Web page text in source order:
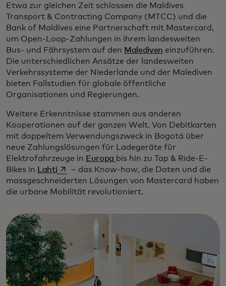
Etwa zur gleichen Zeit schlossen die Maldives
Transport & Contracting Company (MTCC) und die
Bank of Maldives eine Partnerschaft mit Mastercard,
um Open-Loop-Zahlungen in ihrem landesweiten
Bus- und Fährsystem auf den Malediven einzuführen.
Die unterschiedlichen Ansätze der landesweiten
Verkehrssysteme der Niederlande und der Malediven
bieten Fallstudien für globale öffentliche
Organisationen und Regierungen.
Weitere Erkenntnisse stammen aus anderen
Kooperationen auf der ganzen Welt. Von Debitkarten
mit doppeltem Verwendungszweck in Bogotá über
neue Zahlungslösungen für Ladegeräte für
Elektrofahrzeuge in Europa bis hin zu Tap & Ride-E-
Bikes in Lahtiwird in einer neuen Registerkarte geöffnet
– das Know-how, die Daten und die
massgeschneiderten Lösungen von Mastercard haben
die urbane Mobilität revolutioniert.